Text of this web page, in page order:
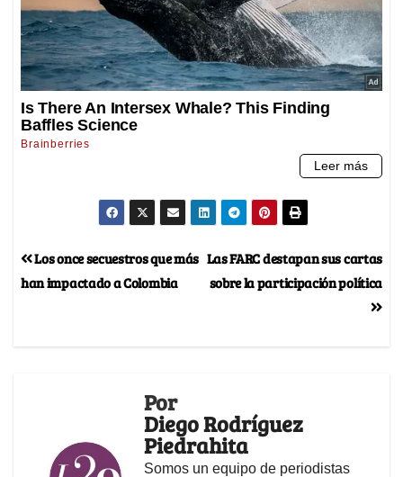
Las FARC destapan sus cartas
sobre la participación política
Los once secuestros que más
han impactado a Colombia
Por
Diego Rodríguez
Piedrahita
Somos un equipo de periodistas